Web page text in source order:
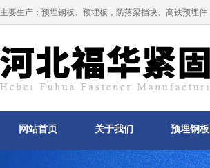
主要生产： 预埋钢板、 预埋板 ，防落梁挡块、高铁预埋件
网站首页 关于我们 预埋钢板